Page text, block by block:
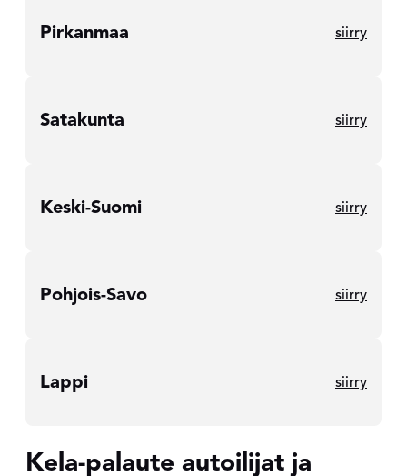
Pirkanmaa siirry
Satakunta siirry
Keski-Suomi siirry
Pohjois-Savo siirry
Lappi siirry
Kela-palaute autoilijat ja